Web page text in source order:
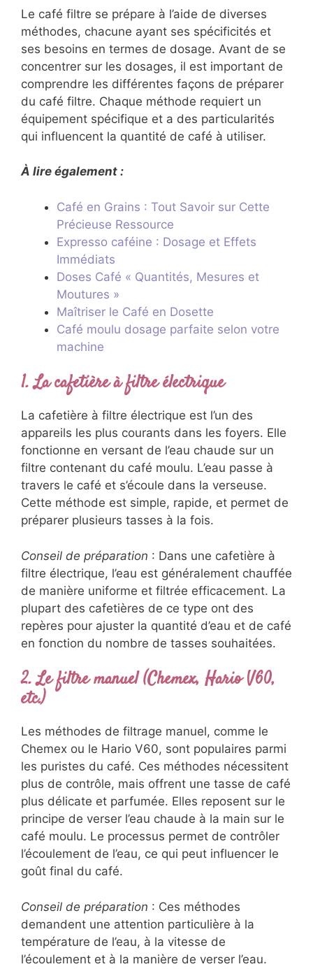
Le café filtre se prépare à l’aide de diverses
méthodes, chacune ayant ses spécificités et
ses besoins en termes de dosage. Avant de se
concentrer sur les dosages, il est important de
comprendre les différentes façons de préparer
du café filtre. Chaque méthode requiert un
équipement spécifique et a des particularités
qui influencent la quantité de café à utiliser.
À lire également :
Café en Grains : Tout Savoir sur Cette
Précieuse Ressource
Expresso caféine : Dosage et Effets
Immédiats
Doses Café « Quantités, Mesures et
Moutures »
Maîtriser le Café en Dosette
Café moulu dosage parfaite selon votre
machine
1. La cafetière à filtre électrique
La cafetière à filtre électrique est l’un des
appareils les plus courants dans les foyers. Elle
fonctionne en versant de l’eau chaude sur un
filtre contenant du café moulu. L’eau passe à
travers le café et s’écoule dans la verseuse.
Cette méthode est simple, rapide, et permet de
préparer plusieurs tasses à la fois.
Conseil de préparation : Dans une cafetière à
filtre électrique, l’eau est généralement chauffée
de manière uniforme et filtrée efficacement. La
plupart des cafetières de ce type ont des
repères pour ajuster la quantité d’eau et de café
en fonction du nombre de tasses souhaitées.
2. Le filtre manuel (Chemex, Hario V60,
etc.)
Les méthodes de filtrage manuel, comme le
Chemex ou le Hario V60, sont populaires parmi
les puristes du café. Ces méthodes nécessitent
plus de contrôle, mais offrent une tasse de café
plus délicate et parfumée. Elles reposent sur le
principe de verser l’eau chaude à la main sur le
café moulu. Le processus permet de contrôler
l’écoulement de l’eau, ce qui peut influencer le
goût final du café.
Conseil de préparation : Ces méthodes
demandent une attention particulière à la
température de l’eau, à la vitesse de
l’écoulement et à la manière de verser l’eau.